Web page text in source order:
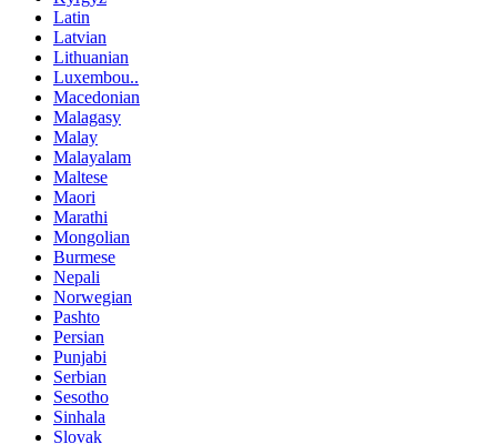
Latin
Latvian
Lithuanian
Luxembou..
Macedonian
Malagasy
Malay
Malayalam
Maltese
Maori
Marathi
Mongolian
Burmese
Nepali
Norwegian
Pashto
Persian
Punjabi
Serbian
Sesotho
Sinhala
Slovak